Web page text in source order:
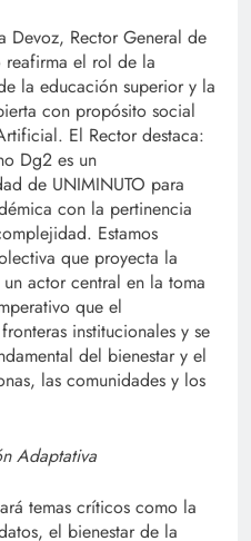
Devoz, Rector General de
reafirma el rol de la
la educación superior y la
con propósito social
El Rector destaca:
Dg2 es un
de UNIMINUTO para
con la pertinencia
Estamos
que proyecta la
actor central en la toma
que el
institucionales y se
del bienestar y el
las comunidades y los
Adaptativa
temas críticos como la
el bienestar de la